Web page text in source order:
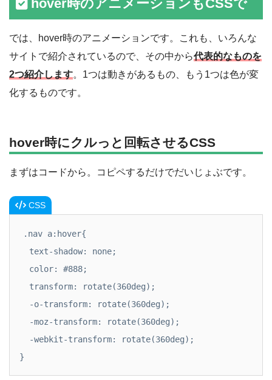
hover時のアニメーションもCSSで
では、hover時のアニメーションです。これも、いろんな
サイトで紹介されているので、その中から代表的なものを
2つ紹介します。1つは動きがあるもの、もう1つは色が変
化するものです。
hover時にクルっと回転させるCSS
まずはコードから。コピペするだけでだいじょぶです。
CSS
.nav a:hover{
}